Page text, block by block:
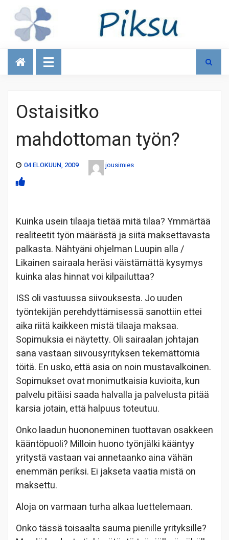
Talous
Ostaisitko
mahdottoman työn?
04 ELOKUUN, 2009 jousimies
Kuinka usein tilaaja tietää mitä tilaa? Ymmärtää
realiteetit työn määrästä ja siitä maksettavasta
palkasta. Nähtyäni ohjelman Luupin alla /
Likainen sairaala heräsi väistämättä kysymys
kuinka alas hinnat voi kilpailuttaa?
ISS oli vastuussa siivouksesta. Jo uuden
työntekijän perehdyttämisessä sanottiin ettei
aika riitä kaikkeen mistä tilaaja maksaa.
Sopimuksia ei näytetty. Oli sairaalan johtajan
sana vastaan siivousyrityksen tekemättömiä
töitä. En usko, että asia on noin mustavalkoinen.
Sopimukset ovat monimutkaisia kuvioita, kun
palvelu pitäisi saada halvalla ja palvelusta pitää
karsia jotain, että halpuus toteutuu.
Onko laadun huononeminen tuottavan osakkeen
kääntöpuoli? Milloin huono työnjälki kääntyy
yritystä vastaan vai annetaanko aina vähän
enemmän periksi. Ei jakseta vaatia mistä on
maksettu.
Aloja on varmaan turha alkaa luettelemaan.
Onko tässä toisaalta sauma pienille yrityksille?